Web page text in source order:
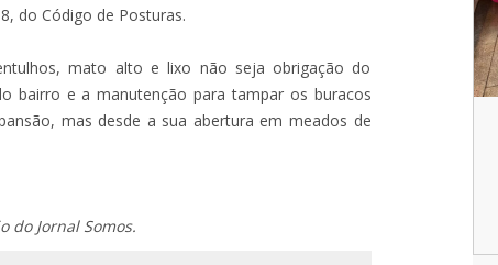
do Código de Posturas.
mato alto e lixo não seja obrigação do
bairro e a manutenção para tampar os buracos
mas desde a sua abertura em meados de
do Jornal Somos.